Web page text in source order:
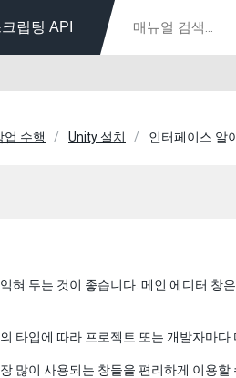
립팅 API
업 수행 Unity 설치 인터페이스 알
혀 두는 것이 좋습니다. 메인 에디터 창
타입에 따라 프로젝트 또는 개발자마다
많이 사용되는 창들을 편리하게 이용